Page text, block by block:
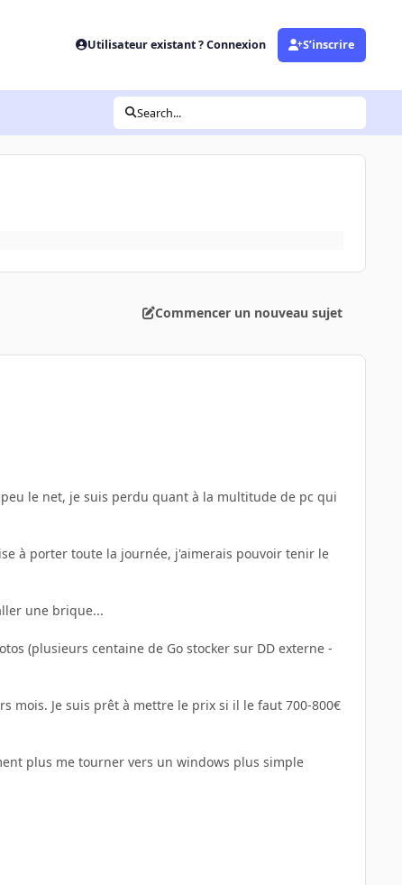
Utilisateur existant ? Connexion S’inscrire
Search...
Commencer un nouveau sujet
le net, je suis perdu quant à la multitude de pc qui
à porter toute la journée, j'aimerais pouvoir tenir le
une brique...
(plusieurs centaine de Go stocker sur DD externe -
mois. Je suis prêt à mettre le prix si il le faut 700-800€
plus me tourner vers un windows plus simple